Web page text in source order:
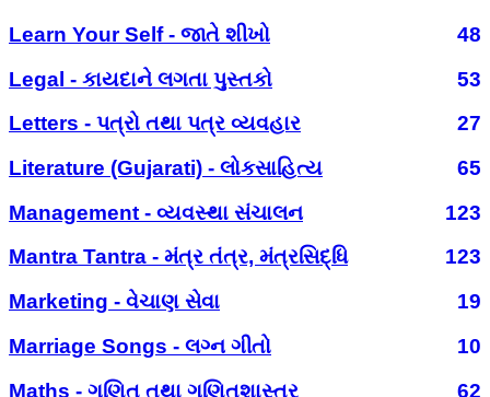
Learn Your Self - જાતે શીખો
48
Legal - કાયદાને લગતા પુસ્તકો
53
Letters - પત્રો તથા પત્ર વ્યવહાર
27
Literature (Gujarati) - લોકસાહિત્ય
65
Management - વ્યવસ્થા સંચાલન
123
Mantra Tantra - મંત્ર તંત્ર, મંત્રસિદ્ધિ
123
Marketing - વેચાણ સેવા
19
Marriage Songs - લગ્ન ગીતો
10
Maths - ગણિત તથા ગણિતશાસ્ત્ર
62